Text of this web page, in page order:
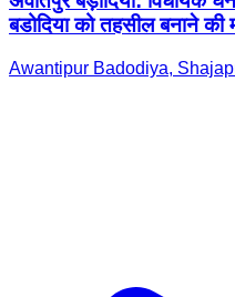
बडोदिया को तहसील बनाने की
Awantipur Badodiya,